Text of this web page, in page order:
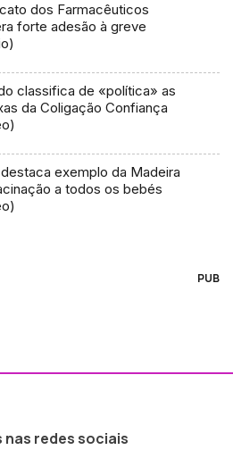
dos Farmacêuticos
forte adesão à greve
classifica de «política» as
da Coligação Confiança
destaca exemplo da Madeira
a todos os bebés
PUB
nas redes sociais